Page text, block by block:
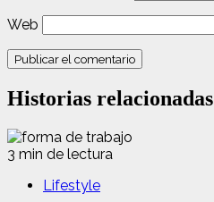
Web
Historias relacionadas
3 min de lectura
Lifestyle